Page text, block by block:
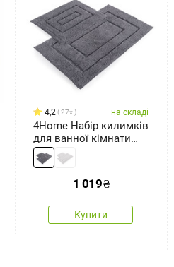
4,2 27x на складі
4Home Набір килимків
для ванної кімнати
Retta, 50 x 60 см, 60 x
100 см
1 019₴
Купити